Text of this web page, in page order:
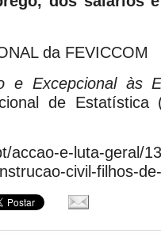
da FEVICCOM
e Excepcional às
de
accao-e-luta-geral/
civil-filhos-